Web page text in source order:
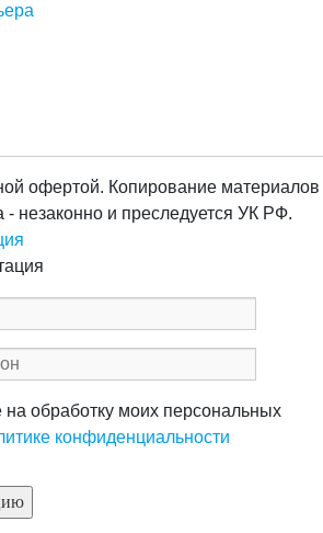
офертой. Копирование материалов
- незаконно и преследуется УК РФ.
обработку моих персональных
конфиденциальности